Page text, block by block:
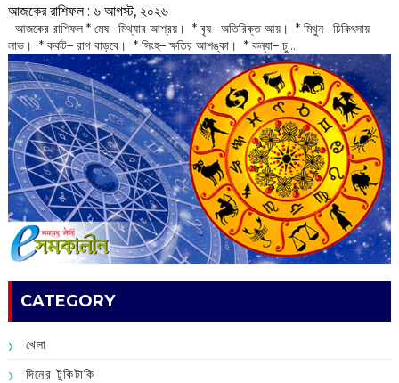
আজকের রাশিফল :‌ ‌‌৬ আগস্ট, ২০২৬
‌ আজকের রাশিফল * মেষ– মিথ্যার আশ্রয়। * বৃষ– অতিরিক্ত আয়। * মিথুন– চিকিৎসায়
লাভ। * কর্কট– রাগ বাড়বে। * সিংহ– ক্ষতির আশঙ্কা। * কন্যা– চু...
CATEGORY
খেলা
দিনের টুকিটাকি